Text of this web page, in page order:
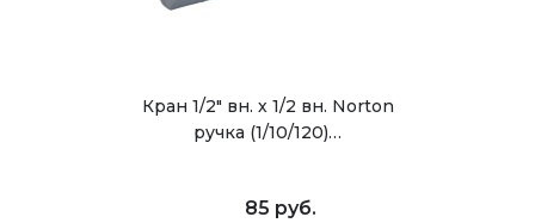
Кран 1/2" вн. х 1/2 вн. Norton
ручка (1/10/120)…
85 руб.